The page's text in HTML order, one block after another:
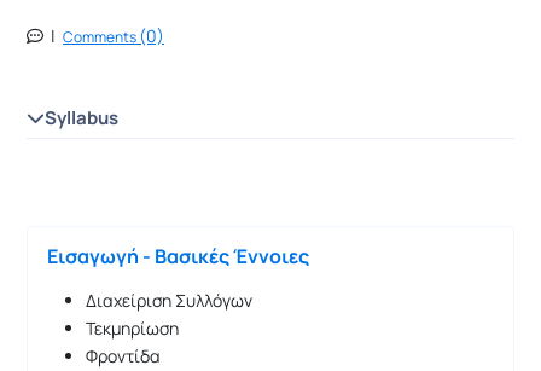
| Comments (0)
Syllabus
Εισαγωγή - Βασικές Έννοιες
Διαχείριση Συλλόγων
Τεκμηρίωση
Φροντίδα